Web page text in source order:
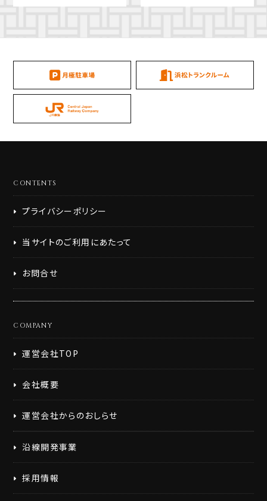
CONTENTS
プライバシーポリシー
当サイトのご利用にあたって
お問合せ
COMPANY
運営会社TOP
会社概要
運営会社からのおしらせ
沿線開発事業
採用情報